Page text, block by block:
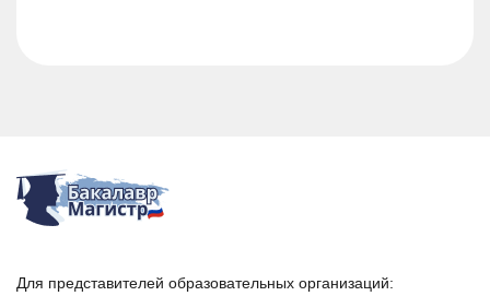
Для представителей образовательных организаций: